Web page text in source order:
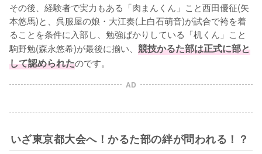
その後、経験者で実力もある「肉まんくん」こと西田優征(矢
本悠馬)と、呉服屋の娘・大江奏(上白石萌音)が試合で袴を着
ることを条件に入部し、勉強ばかりしている「机くん」こと
駒野勉(森永悠希)が最後に揃い、 競技かるた部は正式に部と
して認められたのです。
AD
いざ東京都大会へ！かるた部の絆が問われる！？